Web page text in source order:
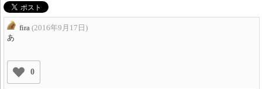
fira (2016年9月17日)
あ
0